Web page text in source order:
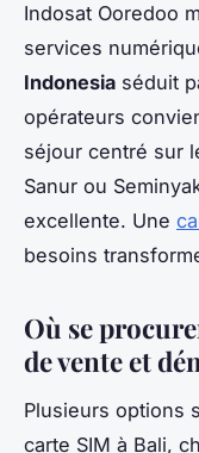
Indosat Ooredoo
services
Indonesia séduit
opérateurs
séjour centré sur
Sanur ou
excellente. Une
besoins
Où se
de vente et
Plusieurs options
carte SIM à Bali,